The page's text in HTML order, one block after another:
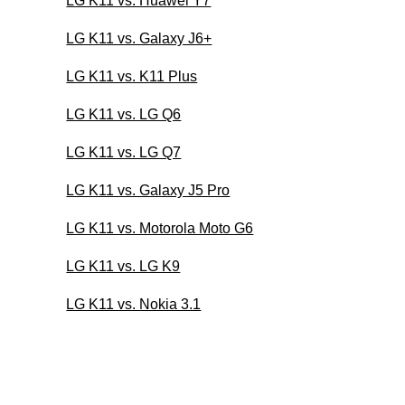
LG K11 vs. Galaxy J6+
LG K11 vs. K11 Plus
LG K11 vs. LG Q6
LG K11 vs. LG Q7
LG K11 vs. Galaxy J5 Pro
LG K11 vs. Motorola Moto G6
LG K11 vs. LG K9
LG K11 vs. Nokia 3.1